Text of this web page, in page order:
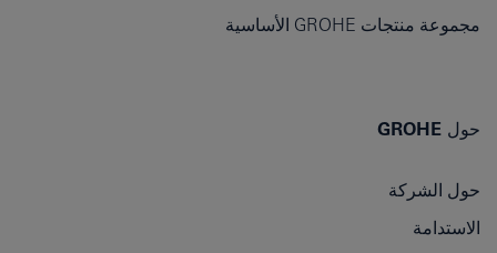
مجموعة منتجات GROHE الأساسية
حول GROHE
حول الشركة
الاستدامة